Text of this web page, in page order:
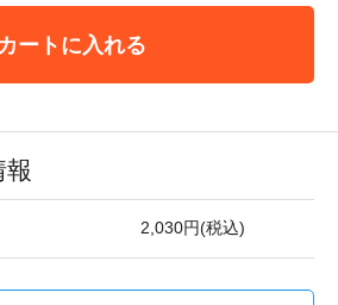
カートに入れる
2,030円(税込)